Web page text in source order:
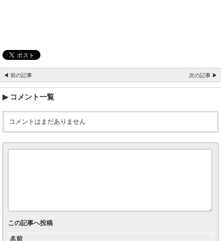
◀ 前の記事 次の記事 ▶
コメント一覧
コメントはまだありません
この記事へ投稿
名前